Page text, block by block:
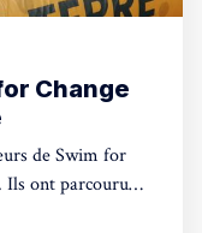
Change
de Swim for
Ils ont parcouru